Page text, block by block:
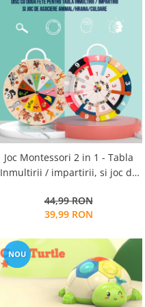
Joc Montessori 2 in 1 - Tabla
Inmultirii / impartirii, si joc de
lemn, 18,5 cm
44,99 RON
39,99 RON
NOU